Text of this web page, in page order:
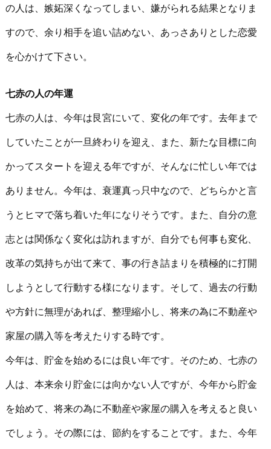
の人は、嫉妬深くなってしまい、嫌がられる結果となりま
すので、余り相手を追い詰めない、あっさありとした恋愛
を心かけて下さい。
七赤の人の年運
七赤の人は、今年は艮宮にいて、変化の年です。去年まで
していたことが一旦終わりを迎え、また、新たな目標に向
かってスタートを迎える年ですが、そんなに忙しい年では
ありません。今年は、衰運真っ只中なので、どちらかと言
うとヒマで落ち着いた年になりそうです。また、自分の意
志とは関係なく変化は訪れますが、自分でも何事も変化、
改革の気持ちが出て来て、事の行き詰まりを積極的に打開
しようとして行動する様になります。そして、過去の行動
や方針に無理があれば、整理縮小し、将来の為に不動産や
家屋の購入等を考えたりする時です。
今年は、貯金を始めるには良い年です。そのため、七赤の
人は、本来余り貯金には向かない人ですが、今年から貯金
を始めて、将来の為に不動産や家屋の購入を考えると良い
でしょう。その際には、節約をすることです。また、今年